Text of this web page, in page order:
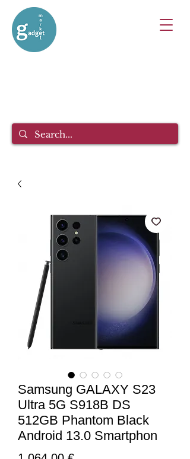
Samsung GALAXY S23
Ultra 5G S918B DS
512GB Phantom Black
Android 13.0 Smartphon